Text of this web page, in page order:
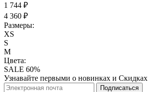
1 744 ₽
4 360 ₽
Размеры:
XS
S
M
Цвета:
SALE 60%
Узнавайте первыми о новинках и Скидках
Подписаться